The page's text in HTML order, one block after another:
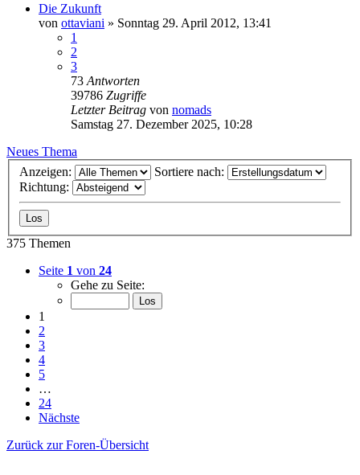
Die Zukunft
von ottaviani » Sonntag 29. April 2012, 13:41
1
2
3
73 Antworten
39786 Zugriffe
Letzter Beitrag von nomads
Samstag 27. Dezember 2025, 10:28
Neues Thema
Anzeigen:
Sortiere nach:
Richtung:
375 Themen
Seite 1 von 24
Gehe zu Seite:
1
2
3
4
5
…
24
Nächste
Zurück zur Foren-Übersicht